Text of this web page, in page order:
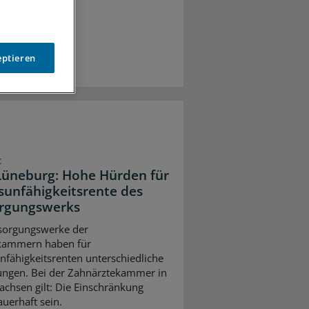
Hohe Hürden für
des
der
haben für
unterschiedliche
Bei der Zahnärztekammer in
gilt: Die Einschränkung
sein.